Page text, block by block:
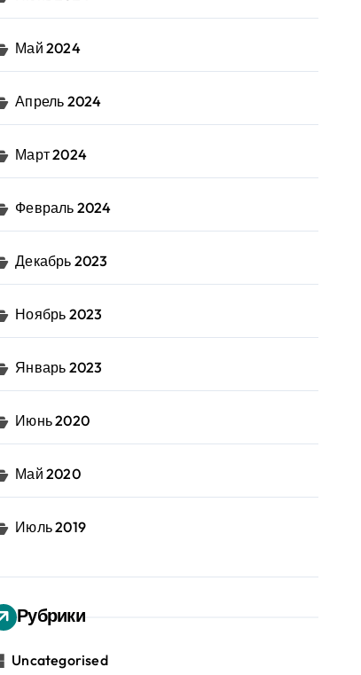
Май 2024
Апрель 2024
Март 2024
Февраль 2024
Декабрь 2023
Ноябрь 2023
Январь 2023
Июнь 2020
Май 2020
Июль 2019
Рубрики
Uncategorised